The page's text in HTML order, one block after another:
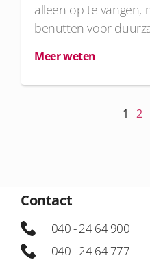
alleen op te vangen,
benutten voor
Meer weten
1 2
Contact
040 - 24 64 900
040 - 24 64 777